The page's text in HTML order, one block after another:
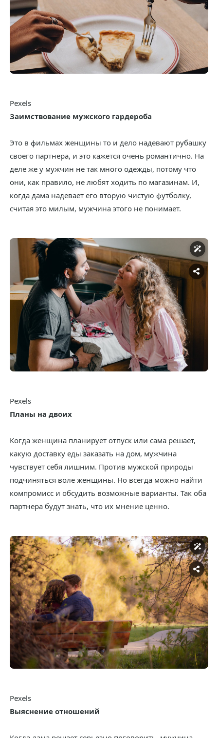
Pexels
Заимствование мужского гардероба
Это в фильмах женщины то и дело надевают рубашку
своего партнера, и это кажется очень романтично. На
деле же у мужчин не так много одежды, потому что
они, как правило, не любят ходить по магазинам. И,
когда дама надевает его вторую чистую футболку,
считая это милым, мужчина этого не понимает.
Pexels
Планы на двоих
Когда женщина планирует отпуск или сама решает,
какую доставку еды заказать на дом, мужчина
чувствует себя лишним. Против мужской природы
подчиняться воле женщины. Но всегда можно найти
компромисс и обсудить возможные варианты. Так оба
партнера будут знать, что их мнение ценно.
Pexels
Выяснение отношений